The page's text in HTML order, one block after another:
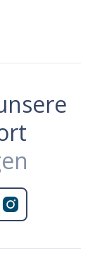
